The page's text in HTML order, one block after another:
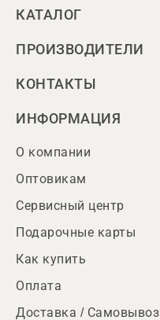
КАТАЛОГ
ПРОИЗВОДИТЕЛИ
КОНТАКТЫ
ИНФОРМАЦИЯ
О компании
Оптовикам
Сервисный центр
Подарочные карты
Как купить
Оплата
Доставка / Самовывоз